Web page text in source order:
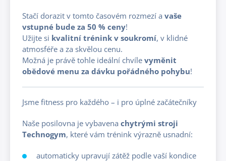
Stačí dorazit v tomto časovém rozmezí a vaše
vstupné bude za 50 % ceny!
Užijte si kvalitní trénink v soukromí, v klidné
atmosféře a za skvělou cenu.
Možná je právě tohle ideální chvíle vyměnit
obědové menu za dávku pořádného pohybu!
Jsme fitness pro každého – i pro úplné začátečníky
Naše posilovna je vybavena chytrými stroji
Technogym, které vám trénink výrazně usnadní:
automaticky upravují zátěž podle vaší kondice